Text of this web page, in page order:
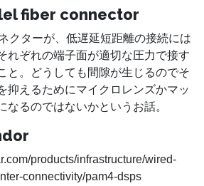
fiber connector
クターが、低遅延短距離の接続には
れぞれの端子面が適切な圧力で接す
と。どうしても間隙が生じるのでそ
抑えるためにマイクロレンズかマッ
なるのではないかというお話。
products/infrastructure/wired-
connectivity/pam4-dsps